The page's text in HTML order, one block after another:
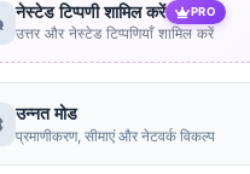
नेस्टेड टिप्पणी शामिल करें PRO
उत्तर और नेस्टेड टिप्पणियाँ शामिल करें
उन्नत मोड
प्रमाणीकरण, सीमाएं और नेटवर्क विकल्प